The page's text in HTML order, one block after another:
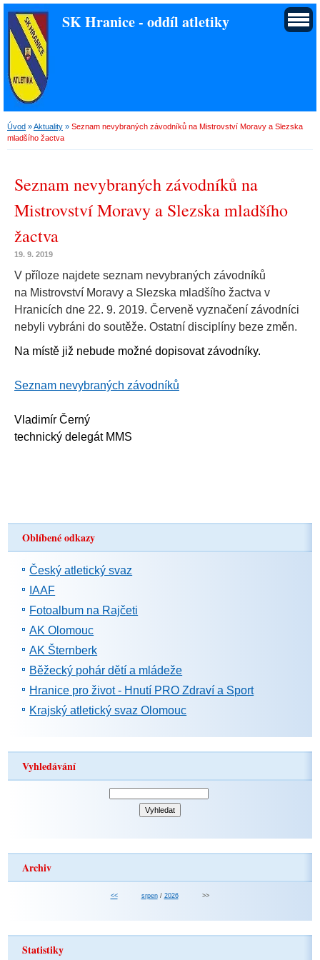
SK Hranice - oddíl atletiky
Úvod »Aktuality » Seznam nevybraných závodníků na Mistrovství Moravy a Slezska
mladšího žactva
Seznam nevybraných závodníků na
Mistrovství Moravy a Slezska mladšího
žactva
19. 9. 2019
V příloze najdete seznam nevybraných závodníků
na Mistrovství Moravy a Slezska mladšího žactva v
Hranicích dne 22. 9. 2019. Červeně vyznačení závodníci
nebyli vybráni do soutěže. Ostatní disciplíny beze změn.
Na místě již nebude možné dopisovat závodníky.
Seznam nevybraných závodníků
Vladimír Černý
technický delegát MMS
Oblíbené odkazy
Český atletický svaz
IAAF
Fotoalbum na Rajčeti
AK Olomouc
AK Šternberk
Běžecký pohár dětí a mládeže
Hranice pro život - Hnutí PRO Zdraví a Sport
Krajský atletický svaz Olomouc
Vyhledávání
Archiv
<< srpen/ 2026 >>
Statistiky